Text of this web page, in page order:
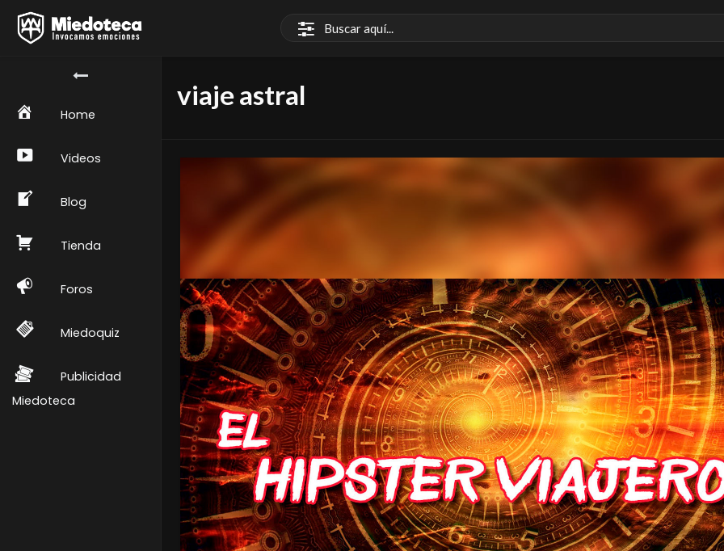
Home
Videos
Blog
Tienda
Foros
Miedoquiz
Publicidad
Miedoteca
viaje astral